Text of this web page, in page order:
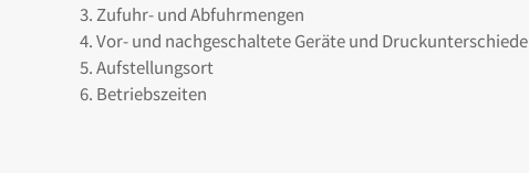
3. Zufuhr- und Abfuhrmengen
4. Vor- und nachgeschaltete Geräte und Druckunterschiede
5. Aufstellungsort
6. Betriebszeiten